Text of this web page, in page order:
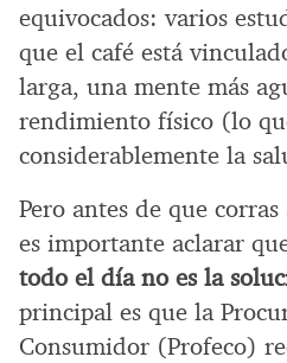
equivocados: varios
que el café está
larga, una mente más
rendimiento físico (lo
considerablemente la
Pero antes de que
es importante aclarar
todo el día no es la
principal es que la
Consumidor (Profeco)